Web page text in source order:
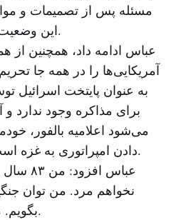
مسئله پس از تصمیمات و
این وضعیت چنین طرحی جایی ندارد.
عباس ادامه داد، همچنین از
آمریکایی‌ها را در همه جا
به عنوان پایتخت اسرائیل
برای مذاکره وجود ندارد
می‌شود اعلامیه بالفور،
دادن امپراتوری به غزه است و ما اجازه نخواهیم داد.
عباس
نخواهم مرد. من توان
بگویم. ما از قدس کوتاه نمی‌آییم.